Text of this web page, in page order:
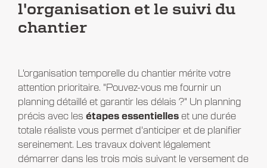
l'organisation et le suivi du
chantier
L'organisation temporelle du chantier mérite votre
attention prioritaire. "Pouvez-vous me fournir un
planning détaillé et garantir les délais ?" Un planning
précis avec les étapes essentielleset une durée
totale réaliste vous permet d'anticiper et de planifier
sereinement. Les travaux doivent légalement
démarrer dans les trois mois suivant le versement de